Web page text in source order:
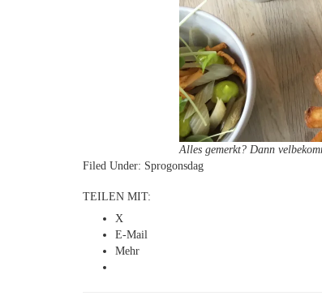
Alles gemerkt? Dann
Filed Under: Sprogonsdag
TEILEN MIT:
X
E-Mail
Mehr